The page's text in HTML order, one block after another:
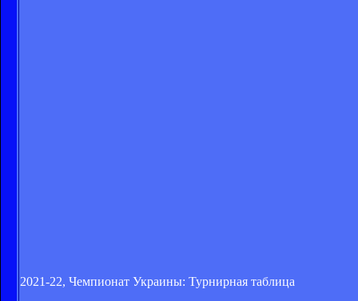
2021-22, Чемпионат Украины: Турнирная таблица